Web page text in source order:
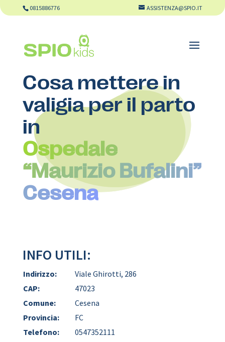
0815886776 ASSISTENZA@SPIO.IT
Cosa mettere in
valigia per il parto
in
Ospedale
“Maurizio Bufalini”
Cesena
INFO UTILI:
Indirizzo:
Viale Ghirotti, 286
CAP:
47023
Comune:
Cesena
Provincia:
FC
Telefono:
0547352111